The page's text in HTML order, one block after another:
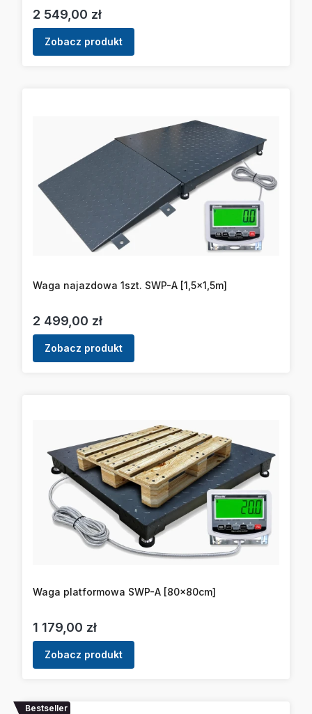
Cena
2 549,00 zł
Zobacz produkt
Waga najazdowa 1szt. SWP-A [1,5x1,5m]
Cena
2 499,00 zł
Zobacz produkt
Waga platformowa SWP-A [80x80cm]
Cena
1 179,00 zł
Zobacz produkt
Bestseller